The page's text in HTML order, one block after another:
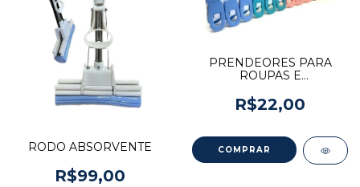
RODO ABSORVENTE
R$99,00
PRENDEORES PARA
ROUPAS E
PARAMOUNT
R$22,00